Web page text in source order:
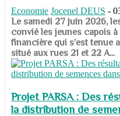
Economie Jocenel DEUS -
Le samedi 27 juin 2026,
convié les jeunes capois
financière qui s’est tenue
situé aux rues 21 et 22 A...
Projet PARSA : Des
la distribution de